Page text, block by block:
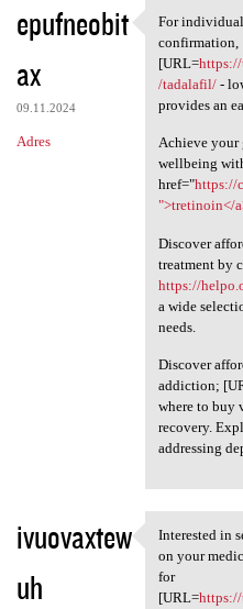
epufneobit
ax
09.11.2024
Adres
For
For
confirmation,
[URL=
/tadalafil/-
provides an
Achieve your
wellbeing
href="https://
">tretinoin</
Discover
treatment by
https://
a wide
needs.
Discover
addiction;
where to buy
recovery.
addressing
ivuovaxtew
uh
Interested
Interested in
on your
for
[URL=https://